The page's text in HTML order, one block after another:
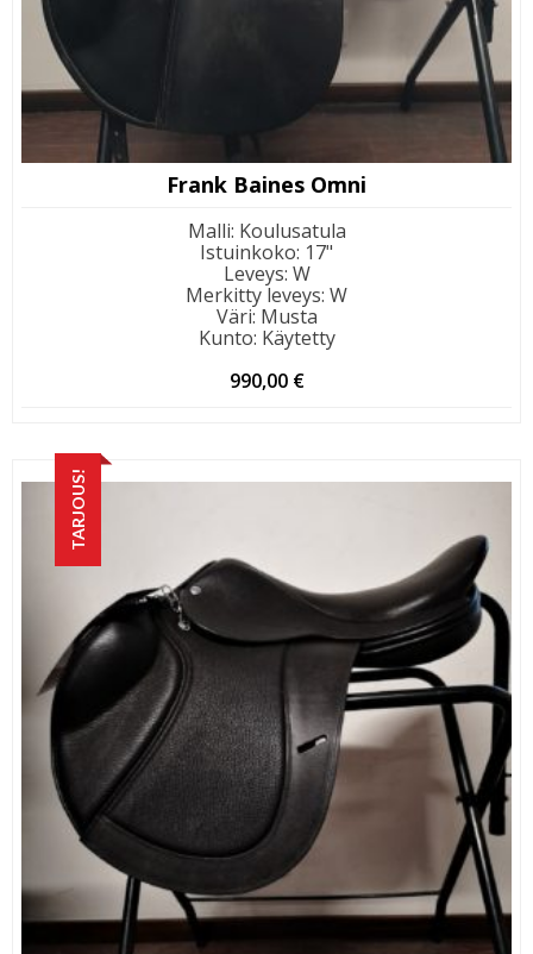
Frank Baines Omni
Malli: Koulusatula
Istuinkoko: 17"
Leveys: W
Merkitty leveys: W
Väri: Musta
Kunto: Käytetty
990,00 €
TARJOUS!